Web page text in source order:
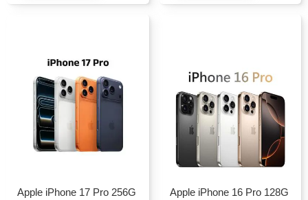
Apple iPhone 17 Pro 256G
Apple iPhone 16 Pro 128G